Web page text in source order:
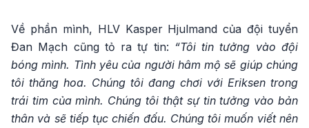
Về phần mình, HLV Kasper Hjulmand của đội tuyển
Đan Mạch cũng tỏ ra tự tin: “Tôi tin tưởng vào đội
bóng mình. Tình yêu của người hâm mộ sẽ giúp chúng
tôi thăng hoa. Chúng tôi đang chơi với Eriksen trong
trái tim của mình. Chúng tôi thật sự tin tưởng vào bản
thân và sẽ tiếp tục chiến đấu. Chúng tôi muốn viết nên